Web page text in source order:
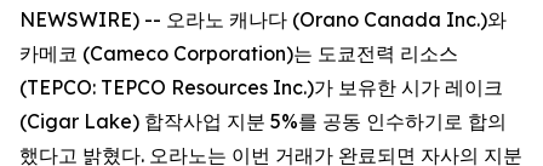
NEWSWIRE) -- 오라노 캐나다 (Orano Canada Inc.)와
카메코 (Cameco Corporation)는 도쿄전력 리소스
(TEPCO: TEPCO Resources Inc.)가 보유한 시가 레이크
(Cigar Lake) 합작사업 지분 5%를 공동 인수하기로 합의
했다고 밝혔다. 오라노는 이번 거래가 완료되면 자사의 지분